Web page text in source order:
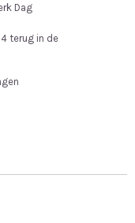
Dag
terug in de